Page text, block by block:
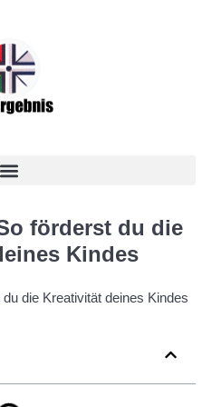
förderst du die
Kindes